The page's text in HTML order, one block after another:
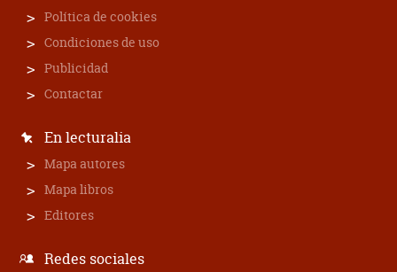
Política de cookies
Condiciones de uso
Publicidad
Contactar
En lecturalia
Mapa autores
Mapa libros
Editores
Redes sociales